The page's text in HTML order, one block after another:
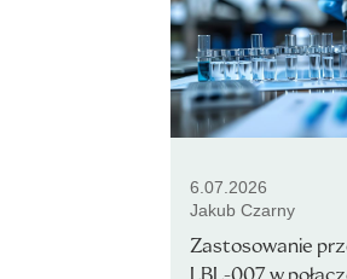
6.07.2026
Jakub Czarny
Zastosowanie